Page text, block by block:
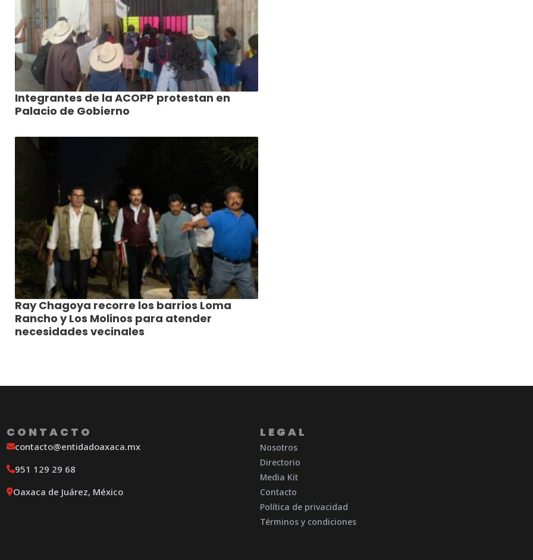
Integrantes de la ACOPP protestan en
Palacio de Gobierno
Ray Chagoya recorre los barrios Loma
Rancho y Los Molinos para atender
necesidades vecinales
CONTACTO
contacto@entidadoaxaca.mx
951 129 29 68
Oaxaca de Juárez, México
LEGAL
Nosotros
Directorio
Media Kit
Contacto
Política de privacidad
Términos y condiciones